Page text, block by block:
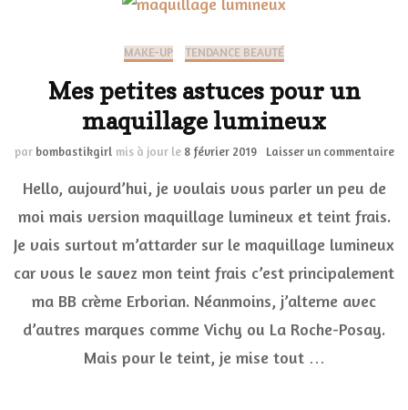
MAKE-UP TENDANCE BEAUTÉ
Mes petites astuces pour un
maquillage lumineux
par bombastikgirl mis à jour le 8 février 2019 Laisser un commentaire
un
Hello, aujourd’hui, je voulais vous parler un peu de
moi mais version maquillage lumineux et teint frais.
Je vais surtout m’attarder sur le maquillage lumineux
car vous le savez mon teint frais c’est principalement
ma BB crème Erborian. Néanmoins, j’alterne avec
d’autres marques comme Vichy ou La Roche-Posay.
Mais pour le teint, je mise tout …